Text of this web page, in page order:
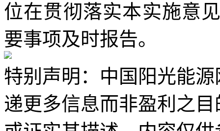
位在贯彻落实本实施意
要事项及时报告。
特别声明：中国阳光能
递更多信息而非盈利之